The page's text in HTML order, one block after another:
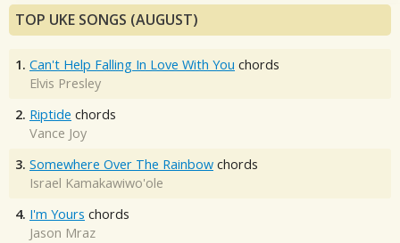
TOP UKE SONGS (AUGUST)
1. Can't Help Falling In Love With You chords
Elvis Presley
2. Riptide chords
Vance Joy
3. Somewhere Over The Rainbow chords
Israel Kamakawiwo'ole
4. I'm Yours chords
Jason Mraz